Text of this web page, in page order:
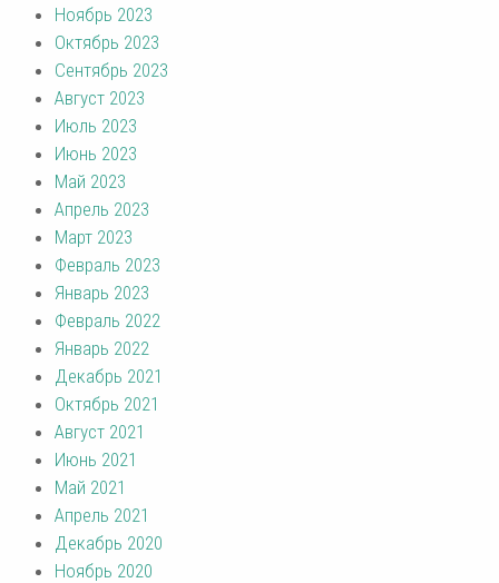
Ноябрь 2023
Октябрь 2023
Сентябрь 2023
Август 2023
Июль 2023
Июнь 2023
Май 2023
Апрель 2023
Март 2023
Февраль 2023
Январь 2023
Февраль 2022
Январь 2022
Декабрь 2021
Октябрь 2021
Август 2021
Июнь 2021
Май 2021
Апрель 2021
Декабрь 2020
Ноябрь 2020